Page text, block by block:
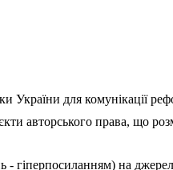
України для комунікації
авторського права, що
гіперпосиланням) на